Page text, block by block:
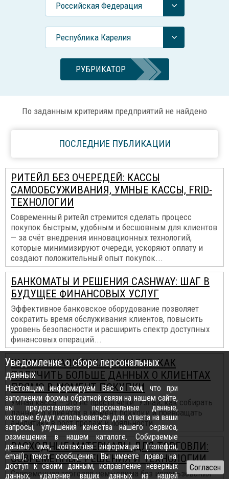
Российcкая Федерация
Республика Карелия
РУБРИКАТОР
По заданным критериям предприятий не найдено
ПОСЛЕДНИЕ ПУБЛИКАЦИИ
РИТЕЙЛ БЕЗ ОЧЕРЕДЕЙ: КАССЫ
САМООБСУЖИВАНИЯ, УМНЫЕ КАССЫ, FRID-
ТЕХНОЛОГИИ
Современный ритейл стремится сделать процесс
покупок быстрым, удобным и бесшовным для клиентов
— за счёт внедрения инновационных технологий,
которые минимизируют очереди, ускоряют оплату и
создают положительный опыт покупок...
БАНКОМАТЫ И РЕШЕНИЯ CASHWAY: ШАГ В
БУДУЩЕЕ ФИНАНСОВЫХ УСЛУГ
Эффективное банковское оборудование позволяет
сократить время обслуживания клиентов, повысить
уровень безопасности и расширить спектр доступных
финансовых операций...
УМНАЯ АНАЛИТИКА НА КАССЕ: КАК
ПОЛУЧИТЬ БОЛЬШЕ ДАННЫХ О КЛИЕНТАХ
ПРЯМО В МОМЕНТ ПОКУПКИ
Умная касса — это не просто чеки. Узнай, как собирать
данные о клиентах в момент покупки и превращать
аналитику в рост продаж и лояльности...
РАСХОДНЫЕ МАТЕРИАЛЫ ДЛЯ ТОРГОВЛИ:
СОВРЕМЕННЫЕ РЕШЕНИЯ И ТЕХНОЛОГИИ
Современная торговля немыслима без использования
Уведомление о сборе персональных
данных
Настоящим информируем Вас о том, что при
заполнении формы обратной связи на нашем сайте,
вы предоставляете персональные данные,
которые будут использоваться для: ответа на ваши
запросы, улучшения качества нашего сервиса,
размещения в нашем каталоге. Собираемые
данные: имя, контактная информация (телефон,
email), текст сообщения. Вы имеете право на:
доступ к своим данным, исправление неверных
данных, удаление ваших данных из нашей